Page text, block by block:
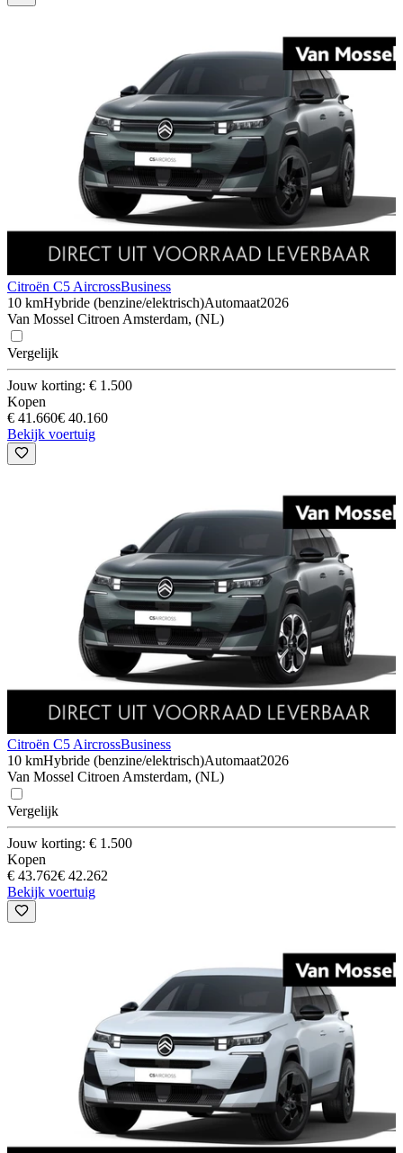
Citroën C5 AircrossBusiness
10 kmHybride (benzine/elektrisch)Automaat2026
Van Mossel Citroen Amsterdam, (NL)
Vergelijk
Jouw korting: € 1.500
Kopen
€ 41.660€ 40.160
Bekijk voertuig
Citroën C5 AircrossBusiness
10 kmHybride (benzine/elektrisch)Automaat2026
Van Mossel Citroen Amsterdam, (NL)
Vergelijk
Jouw korting: € 1.500
Kopen
€ 43.762€ 42.262
Bekijk voertuig